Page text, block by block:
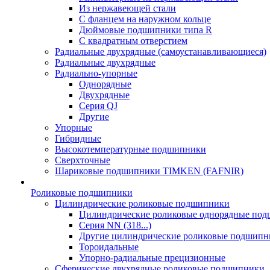
Из нержавеющей стали
С фланцем на наружном кольце
Дюймовые подшипники типа R
С квадратным отверстием
Радиальные двухрядные (самоустанавливающиеся)
Радиальные двухрядные
Радиально-упорные
Однорядные
Двухрядные
Серия QJ
Другие
Упорные
Гибридные
Высокотемпературные подшипники
Сверхточные
Шариковые подшипники TIMKEN (FAFNIR)
Роликовые подшипники
Цилиндрические роликовые подшипники
Цилиндрические роликовые однорядные
Серия NN (318...)
Другие цилиндрические роликовые
Тороидальные
Упорно-радиальные прецизионные